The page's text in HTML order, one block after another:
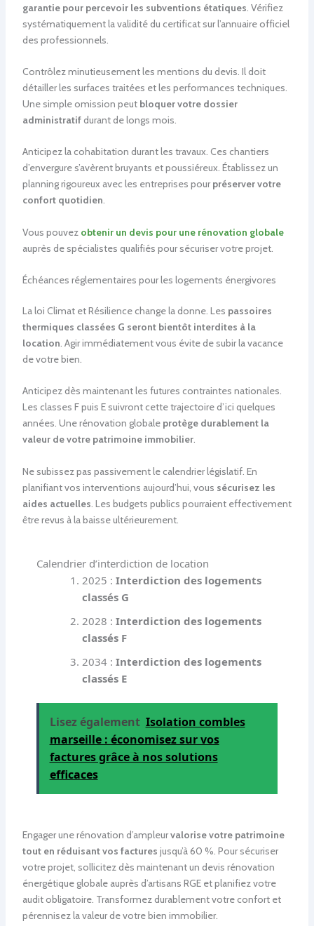
garantie pour percevoir les subventions étatiques . Vérifiez
systématiquement la validité du certificat sur l’annuaire officiel
des professionnels.
Contrôlez minutieusement les mentions du devis. Il doit
détailler les surfaces traitées et les performances techniques.
Une simple omission peut bloquer votre dossier
administratifdurant de longs mois.
Anticipez la cohabitation durant les travaux. Ces chantiers
d’envergure s’avèrent bruyants et poussiéreux. Établissez un
planning rigoureux avec les entreprises pour préserver votre
confort quotidien.
Vous pouvez obtenir un devis pour une rénovation globale
auprès de spécialistes qualifiés pour sécuriser votre projet.
Échéances réglementaires pour les logements énergivores
La loi Climat et Résilience change la donne. Les passoires
thermiques classées G seront bientôt interdites à la
location. Agir immédiatement vous évite de subir la vacance
de votre bien.
Anticipez dès maintenant les futures contraintes nationales.
Les classes F puis E suivront cette trajectoire d’ici quelques
années. Une rénovation globale protège durablement la
valeur de votre patrimoine immobilier.
Ne subissez pas passivement le calendrier législatif. En
planifiant vos interventions aujourd’hui, vous sécurisez les
aides actuelles. Les budgets publics pourraient effectivement
être revus à la baisse ultérieurement.
Calendrier d’interdiction de location
2025 : Interdiction des logements
classés G
2028 : Interdiction des logements
classés F
2034 : Interdiction des logements
classés E
Lisez également Isolation combles
marseille : économisez sur vos
factures grâce à nos solutions
efficaces
Engager une rénovation d’ampleurvalorise votre patrimoine
tout en réduisant vos factures jusqu’à 60 %. Pour sécuriser
votre projet, sollicitez dès maintenant un devis rénovation
énergétique globale auprès d’artisans RGE et planifiez votre
audit obligatoire. Transformez durablement votre confort et
pérennisez la valeur de votre bien immobilier.